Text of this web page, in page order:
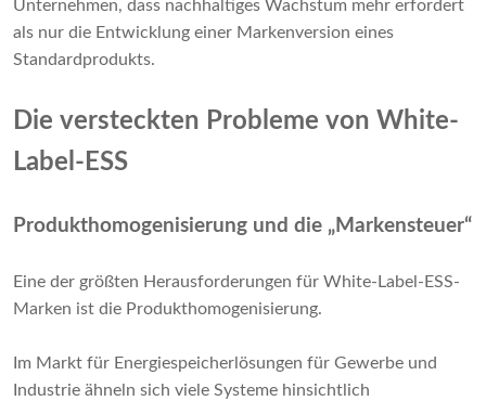
Unternehmen, dass nachhaltiges Wachstum mehr erfordert
als nur die Entwicklung einer Markenversion eines
Standardprodukts.
Die versteckten Probleme von White-
Label-ESS
Produkthomogenisierung und die „Markensteuer“
Eine der größten Herausforderungen für White-Label-ESS-
Marken ist die Produkthomogenisierung.
Im Markt für Energiespeicherlösungen für Gewerbe und
Industrie ähneln sich viele Systeme hinsichtlich